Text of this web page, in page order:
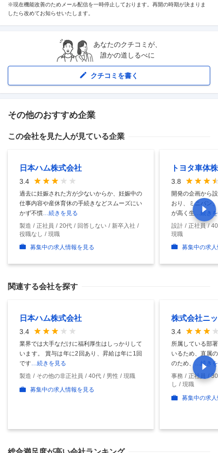
※現在機能改善のためメール配信を一時停止しております。再開の時期が決まりま
したら改めてお知らせいたします。
あなたのクチコミが、
誰かの道しるべに
クチコミを書く
その他のおすすめ企業
この会社を見た人が見ている企業
日本ハム株式会社
3.4
過去に妊娠された方が少ないからか、妊娠中の
仕事内容や産休育休の手続きなどスムーズにい
かず不慣 …続きを見る
製造
正社員 20代 回答しない
新卒入社
役職なし
現職
募集中の求人情報を見る
トヨタ車体
3.8
開発の企画から
おり、ミニバン
が高く生
…続き
設計
正社員
現職
募集中の求
関連する会社を探す
日本ハム株式会社
3.4
業界では大手なだけに福利厚生はしっかりして
います。 賞与は年に2回あり、昇給は年に1回
です …続きを見る
製造
その他の非正社員 40代 男性
現職
募集中の求人情報を見る
株式会社ニ
3.4
所属している部
いるため、直属
のため、…続き
事務
正社員
し
現職
募集中の求